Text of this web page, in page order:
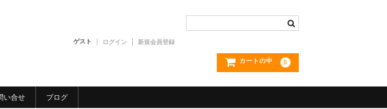
ゲスト ログイン 新規会員登録
カートの中 0
い合せ ブログ